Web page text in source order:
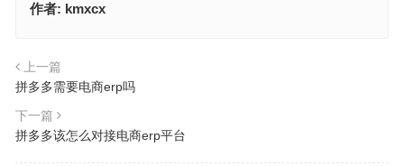
作者: kmxcx
上一篇
拼多多需要电商erp吗
下一篇
拼多多该怎么对接电商erp平台